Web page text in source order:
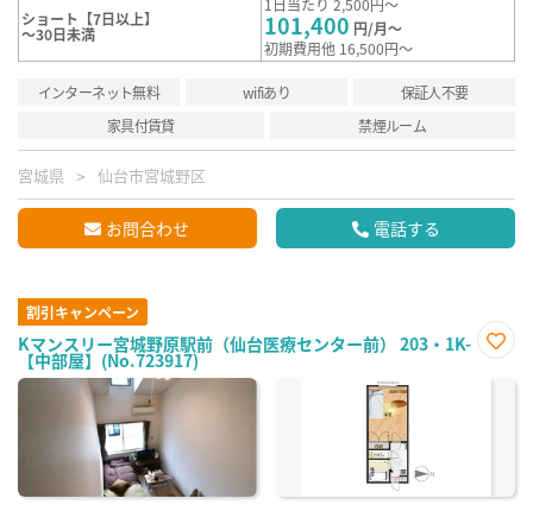
ショート【7日以上】
～30日未満 101,400 円/月～
初期費用他 16,500円～
インターネット無料 wifiあり
保証人不要
家具付賃貸
禁煙ルーム
宮城県 仙台市宮城野区
お問合わせ 電話する
割引キャンペーン
Kマンスリー宮城野原駅前（仙台医療センター前） 203・1K-
【中部屋】(No.723917)
に入